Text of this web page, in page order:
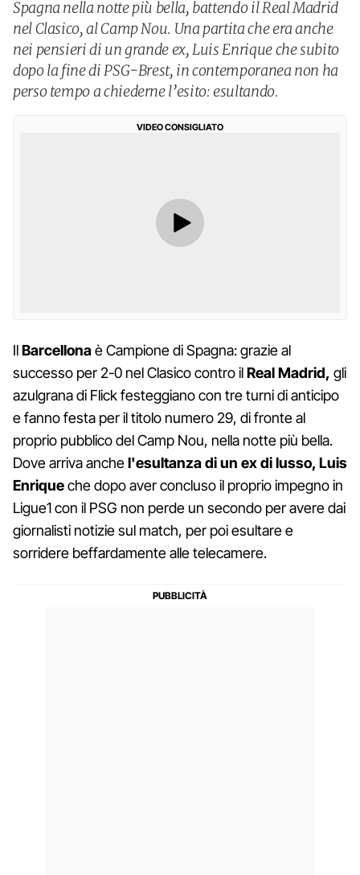
Spagna nella notte più bella, battendo il Real Madrid
nel Clasico, al Camp Nou. Una partita che era anche
nei pensieri di un grande ex, Luis Enrique che subito
dopo la fine di PSG-Brest, in contemporanea non ha
perso tempo a chiederne l’esito: esultando.
VIDEO CONSIGLIATO
IlBarcellonaè Campione di Spagna: grazie al
successo per 2-0 nel Clasico contro ilReal Madrid, gli
azulgrana di Flick festeggiano con tre turni di anticipo
e fanno festa per il titolo numero 29, di fronte al
proprio pubblico del Camp Nou, nella notte più bella.
Dove arriva anchel'esultanza di un ex di lusso, Luis
Enriqueche dopo aver concluso il proprio impegno in
Ligue1 con il PSG non perde un secondo per avere dai
giornalisti notizie sul match, per poi esultare e
sorridere beffardamente alle telecamere.